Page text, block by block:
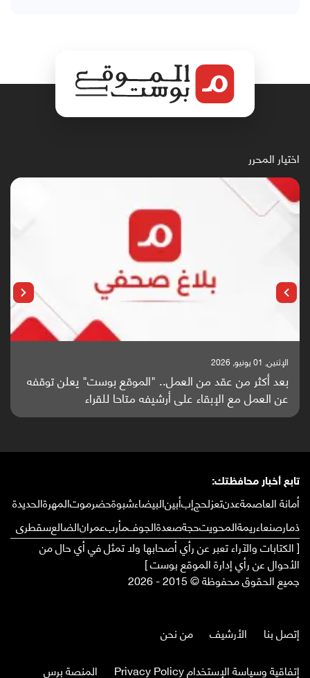
اختيار المحرر
الإثنين, 25 مايو, 2026
باحثون من اليمن يدخلون سباق أبحاث ألزهايمر بدراسة
واعدة منشورة عالميا (ترجمة)
تابع أخبار محافظتك:
أمانة العاصمةعدنتعزلحجإبأبينالبيضاءشبوةحضرموتالمهرةالحديدة
ذمارصنعاءريمةالمحويتحجةصعدةالجوفمأربعمرانالضالعسقطرى
[ الكتابات والآراء تعبر عن رأي أصحابها ولا تمثل في أي حال من
الأحوال عن رأي إدارة الموقع بوست ]
جميع الحقوق محفوظة © 2015 - 2026
إتصل بنا الأرشيف
من نحن
إتفاقية وسياسة الإستخدام Privacy Policy
المنصة برس